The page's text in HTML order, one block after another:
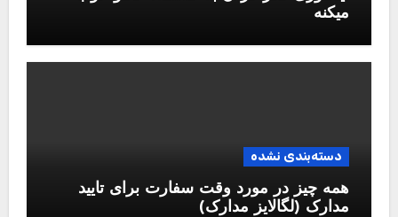
میکنه
دسته‌بندی نشده
همه چیز در مورد وقت سفارت برای تایید
مدارک (لگالایز مدارک)